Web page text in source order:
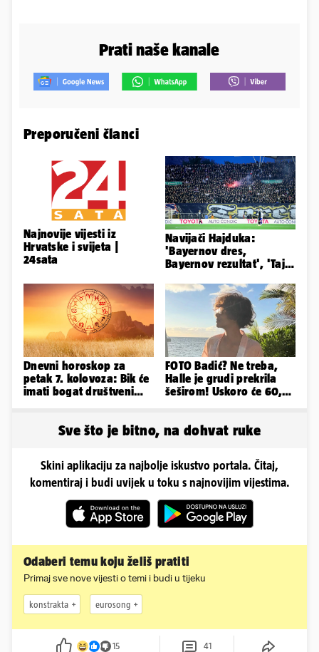
Prati naše kanale
Preporučeni članci
Najnovije vijesti iz
Hrvatske i svijeta |
24sata
Navijači Hajduka:
'Bayernov dres,
Bayernov rezultat', 'Taj
Perišić'
Dnevni horoskop za
petak 7. kolovoza: Bik će
imati bogat društveni
FOTO Badić? Ne treba,
Halle je grudi prekrila
šeširom! Uskoro će 60,
Sve što je bitno, na dohvat ruke
Skini aplikaciju za najbolje iskustvo portala. Čitaj,
komentiraj i budi uvijek u toku s najnovijim vijestima.
Odaberi temu koju želiš pratiti
Primaj sve nove vijesti o temi i budi u tijeku
konstrakta eurosong
15 41